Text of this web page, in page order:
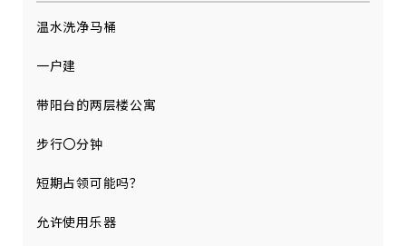
温水洗净马桶
一户建
带阳台的两层楼公寓
步行〇分钟
短期占领可能吗？
允许使用乐器